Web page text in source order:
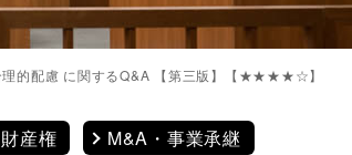
理的配慮 に関するQ&A 【第三版】【★★★★☆】
産権
M&A・事業承継